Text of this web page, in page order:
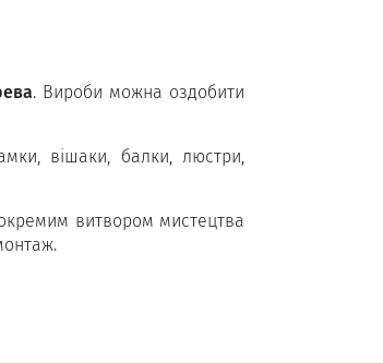
. Вироби можна оздобити
вішаки, балки, люстри,
витвором мистецтва